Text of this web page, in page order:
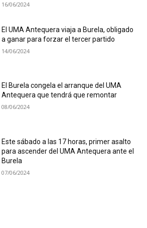
16/06/2024
El UMA Antequera viaja a Burela, obligado
a ganar para forzar el tercer partido
14/06/2024
El Burela congela el arranque del UMA
Antequera que tendrá que remontar
08/06/2024
Este sábado a las 17 horas, primer asalto
para ascender del UMA Antequera ante el
Burela
07/06/2024